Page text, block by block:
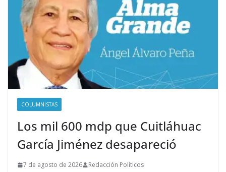
COLUMNISTAS
Los mil 600 mdp que Cuitláhuac
García Jiménez desapareció
7 de agosto de 2026 Redacción Políticos